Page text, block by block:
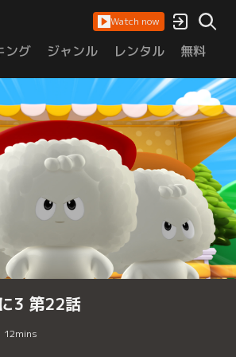
Watch now
ング ジャンル レンタル 無料
3 第22話
12mins